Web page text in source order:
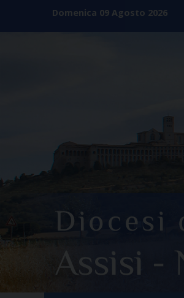
content
Domenica 09 Agosto 2026